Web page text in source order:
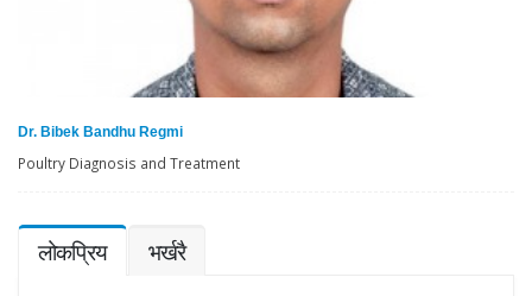
Dr. Bibek Bandhu Regmi
Poultry Diagnosis and Treatment
लोकप्रिय भर्खरै